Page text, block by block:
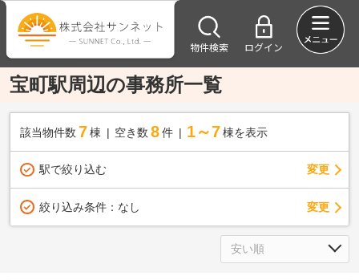
物件検索 ログイン
宝町駅周辺の事務所一覧
該当物件数 7棟 空き数 8 件 1～7 棟を表示
駅で絞り込む 変更
絞り込み条件： なし 変更